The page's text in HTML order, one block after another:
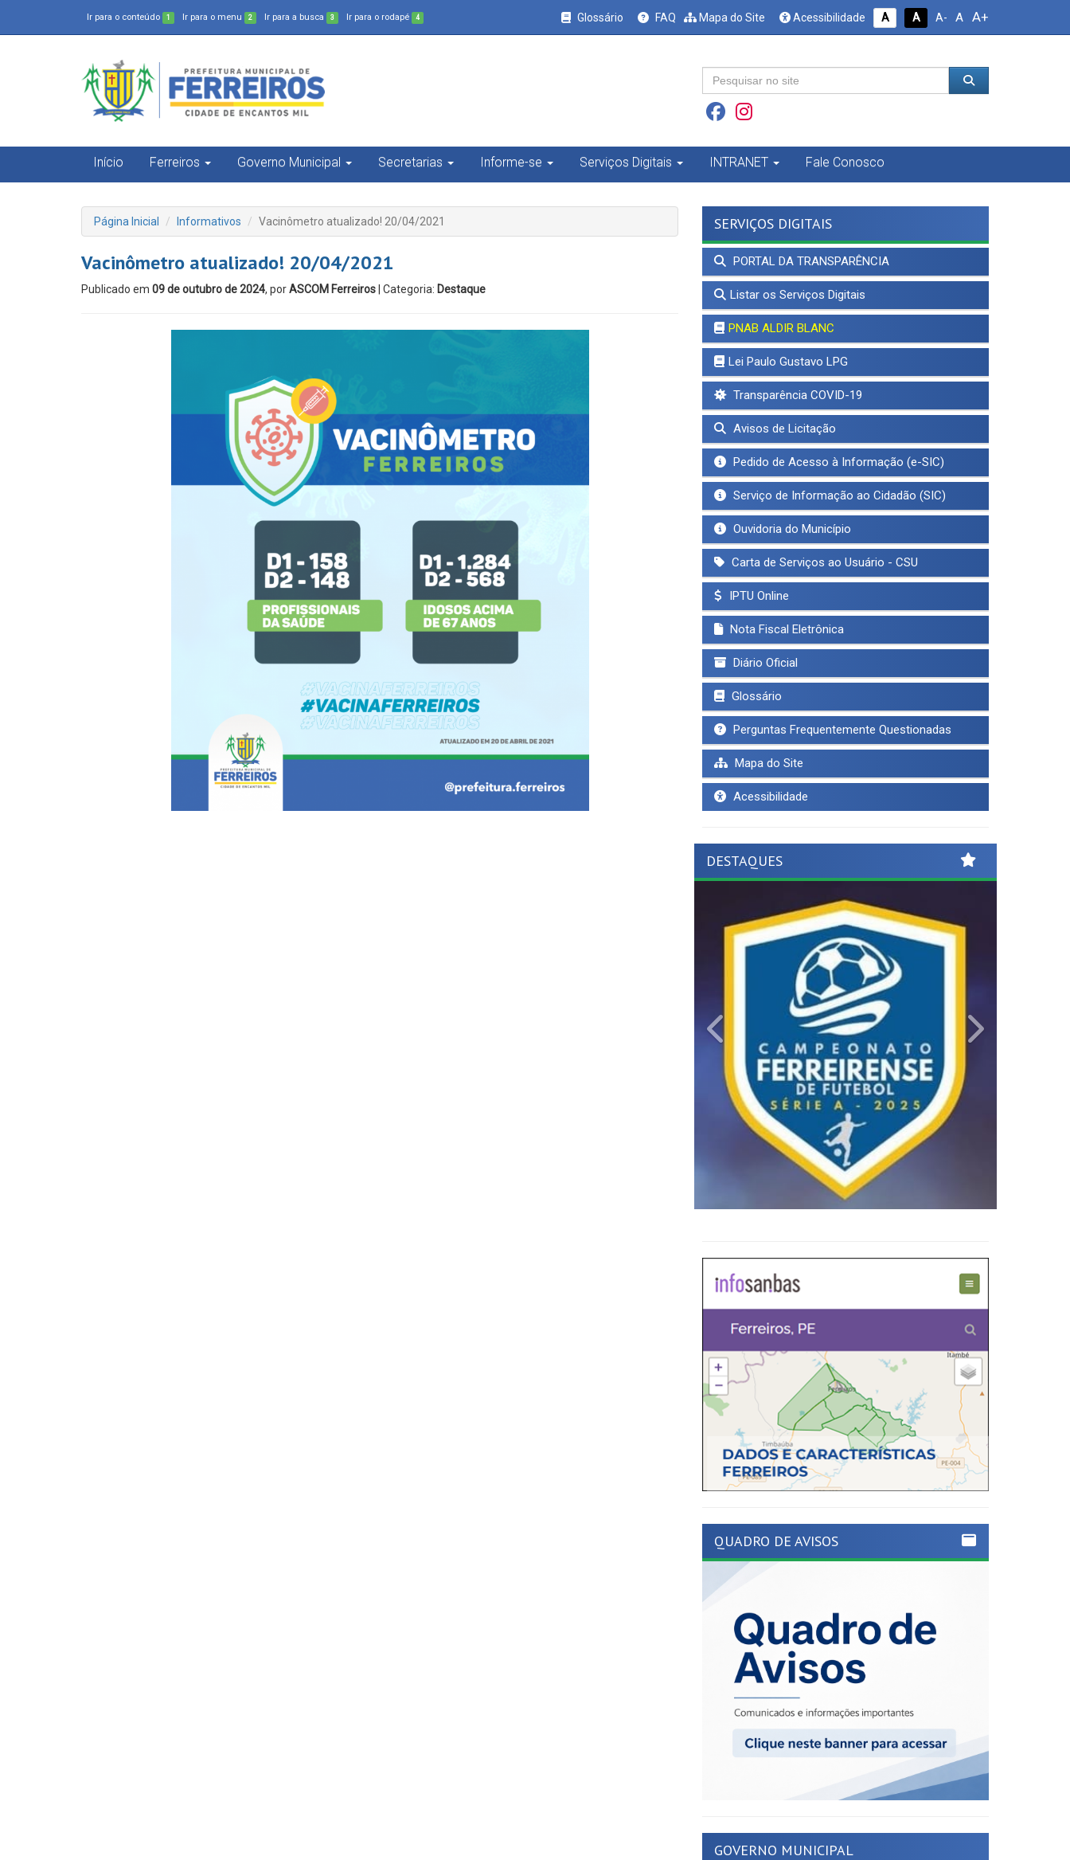
Ir para o conteúdo 1 Ir para o menu 2 Ir para a busca 3 Ir para o rodapé 4 Glossário FAQ Mapa do Site Acessibilidade A A A- A A+
Início Ferreiros Governo Municipal Secretarias Informe-se Serviços Digitais INTRANET Fale Conosco
Página Inicial Informativos Vacinômetro atualizado! 20/04/2021
Vacinômetro atualizado! 20/04/2021
Publicado em 09 de outubro de 2024, porASCOM Ferreiros | Categoria: Destaque
SERVIÇOS DIGITAIS
PORTAL DA TRANSPARÊNCIA
Listar os Serviços Digitais
PNAB ALDIR BLANC
Lei Paulo Gustavo LPG
Transparência COVID-19
Avisos de Licitação
Pedido de Acesso à Informação (e-SIC)
Serviço de Informação ao Cidadão (SIC)
Ouvidoria do Município
Carta de Serviços ao Usuário - CSU
IPTU Online
Nota Fiscal Eletrônica
Diário Oficial
Glossário
Perguntas Frequentemente Questionadas
Mapa do Site
Acessibilidade
DESTAQUES